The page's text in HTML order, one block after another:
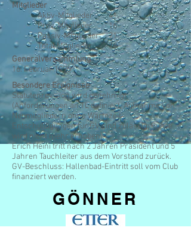
Mitglieder
Aktiv-Mitglieder
Prov. Mitglieder
Passiv-Mitglieder
Total Mitglieder
41
16
21
78
Generalversammlung
16. Februar 1990
Besondere Ereignisse
Statutenrevision wird genehmigt
(Anforderungen an TL definiert, Aufnahme von
Neumitgliedern ohne Wartezeit,
Entschuldigungen für GV sind zulässig; Busse
wird nicht mehr erhoben).
Erich Heini tritt nach 2 Jahren Präsident und 5
Jahren Tauchleiter aus dem Vorstand zurück.
GV-Beschluss: Hallenbad-Eintritt soll vom Club
finanziert werden.
GÖNNER